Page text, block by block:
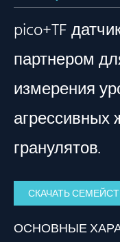
pico+TF
партнером
измерения
агрессивных
гранулятов.
СКАЧАТЬ
ОСНОВНЫЕ